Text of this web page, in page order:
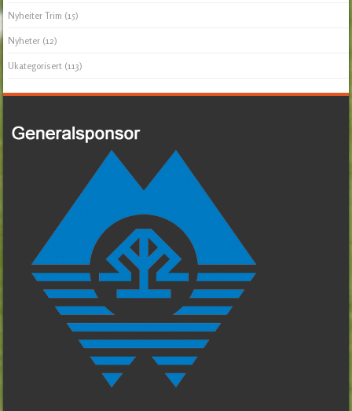
Nyheiter Trim (15)
Nyheter (12)
Ukategorisert (113)